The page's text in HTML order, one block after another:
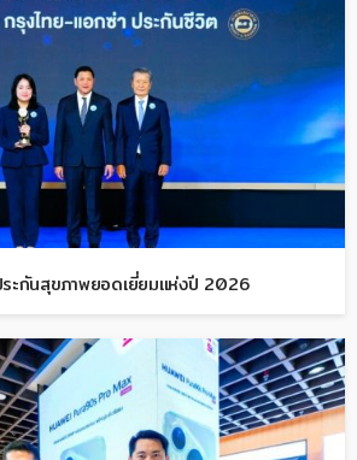
ะกันสุขภาพยอดเยี่ยมแห่งปี 2026